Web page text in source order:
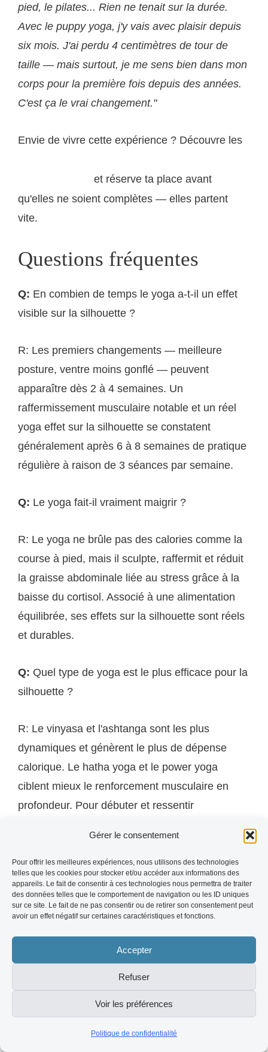
Gérer le consentement
Pour offrir les meilleures expériences, nous utilisons des technologies
telles que les cookies pour stocker et/ou accéder aux informations des
appareils. Le fait de consentir à ces technologies nous permettra de traiter
des données telles que le comportement de navigation ou les ID uniques
sur ce site. Le fait de ne pas consentir ou de retirer son consentement peut
avoir un effet négatif sur certaines caractéristiques et fonctions.
Accepter
Refuser
Voir les préférences
Politique de confidentialité
pied, le pilates... Rien ne tenait sur la durée.
Avec le puppy yoga, j'y vais avec plaisir depuis
six mois. J'ai perdu 4 centimètres de tour de
taille — mais surtout, je me sens bien dans mon
corps pour la première fois depuis des années.
C'est ça le vrai changement."
Envie de vivre cette expérience ? Découvre les
et réserve ta place avant
qu'elles ne soient complètes — elles partent
vite.
Questions fréquentes
Q: En combien de temps le yoga a-t-il un effet
visible sur la silhouette ?
R: Les premiers changements — meilleure
posture, ventre moins gonflé — peuvent
apparaître dès 2 à 4 semaines. Un
raffermissement musculaire notable et un réel
yoga effet sur la silhouette se constatent
généralement après 6 à 8 semaines de pratique
régulière à raison de 3 séances par semaine.
Q: Le yoga fait-il vraiment maigrir ?
R: Le yoga ne brûle pas des calories comme la
course à pied, mais il sculpte, raffermit et réduit
la graisse abdominale liée au stress grâce à la
baisse du cortisol. Associé à une alimentation
équilibrée, ses effets sur la silhouette sont réels
et durables.
Q: Quel type de yoga est le plus efficace pour la
silhouette ?
R: Le vinyasa et l'ashtanga sont les plus
dynamiques et génèrent le plus de dépense
calorique. Le hatha yoga et le power yoga
ciblent mieux le renforcement musculaire en
profondeur. Pour débuter et ressentir
hatha yoga reste la meilleure entrée en matière.
Q:Le puppy yoga est-il adapté aux débutants
absolus ?
R: Absolument. Le puppy yoga est conçu pour
être accessible à tous les niveaux, avec des
postures adaptées et une ambiance
pression du "je vais me rater devant tout le